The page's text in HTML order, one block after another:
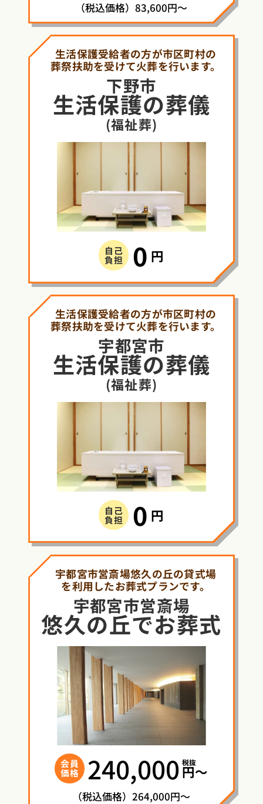
（税込価格）83,600円～
生活保護受給者の方が市区町村の
葬祭扶助を受けて火葬を行います。
下野市
生活保護の葬儀
(福祉葬)
自己
負担 0 円
生活保護受給者の方が市区町村の
葬祭扶助を受けて火葬を行います。
宇都宮市
生活保護の葬儀
(福祉葬)
自己
負担 0 円
宇都宮市営斎場悠久の丘の貸式場
を利用したお葬式プランです。
宇都宮市営斎場
悠久の丘でお葬式
会員
価格 240,000 税抜
円〜
（税込価格）264,000円～